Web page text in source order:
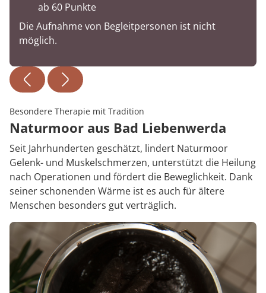
ab 60 Punkte
Die Aufnahme von Begleitpersonen ist nicht
möglich.
Besondere Therapie mit Tradition
Naturmoor aus Bad Liebenwerda
Seit Jahrhunderten geschätzt, lindert Naturmoor
Gelenk- und Muskelschmerzen, unterstützt die Heilung
nach Operationen und fördert die Beweglichkeit. Dank
seiner schonenden Wärme ist es auch für ältere
Menschen besonders gut verträglich.